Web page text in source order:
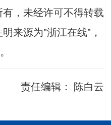
，未经许可不得转载
来源为"浙江在线"，
责任编辑： 陈白云